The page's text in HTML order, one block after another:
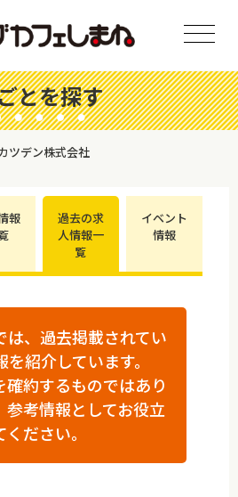
とを探す
ツデン株式会社
報
過去の求
人情報一
覧
イベント
情報
は、過去掲載されてい
紹介しています。
確約するものではあり
参考情報としてお役立
ください。